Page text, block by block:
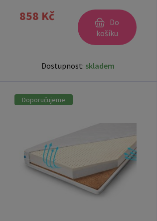
858 Kč
Do
košíku
Dostupnost: skladem
Doporučujeme